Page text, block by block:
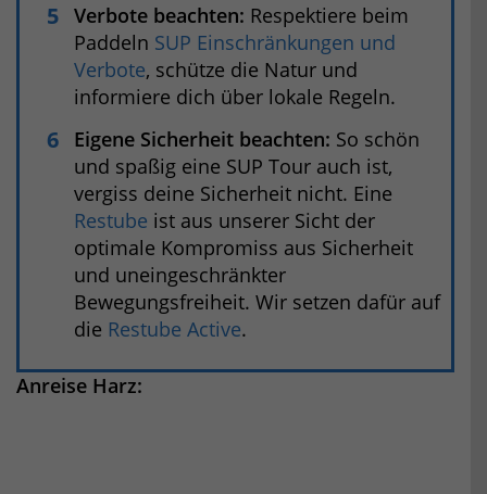
Verbote beachten: Respektiere beim
Paddeln SUP Einschränkungen und
Verbote, schütze die Natur und
informiere dich über lokale Regeln.
Eigene Sicherheit beachten: So schön
und spaßig eine SUP Tour auch ist,
vergiss deine Sicherheit nicht. Eine
Restube ist aus unserer Sicht der
optimale Kompromiss aus Sicherheit
und uneingeschränkter
Bewegungsfreiheit. Wir setzen dafür auf
die Restube Active.
Anreise Harz: